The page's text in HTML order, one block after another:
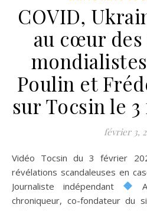
COVID,
au cœur
Poulin et
sur Tocsin le
février 3,
Vidéo Tocsin du 3 février 2026 – Dossiers Epstein :
révélations scandaleuses en
Journaliste indépendant
chroniqueur, co-fondateur du